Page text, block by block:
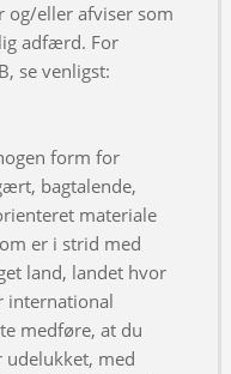
og/eller afviser som
adfærd. For
se venligst:
form for
bagtalende,
materiale
er i strid med
land, landet hvor
international
medføre, at du
med